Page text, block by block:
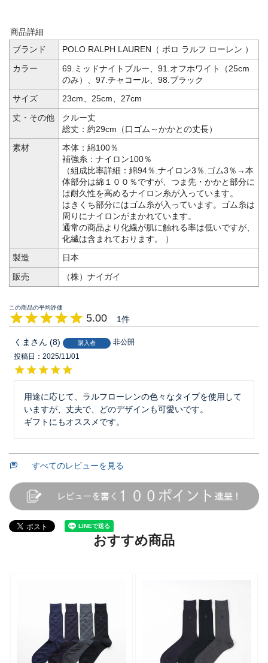
商品詳細
ブランド
POLO RALPH LAUREN（ ポロ ラルフ ローレン ）
カラー
69.ミッドナイトブルー、91.オフホワイト（25cm
のみ）、97.チャコール、98.ブラック
サイズ
23cm、25cm、27cm
丈・その他
クルー丈
総丈：約29cm（口ゴム～かかとの丈長）
素材
本体：綿100％
補強糸：ナイロン100％
（組成比率詳細：綿94％.ナイロン3％.ゴム3％→本
体部分は綿１００％ですが、つま先・かかと部分に
は耐久性を高めるナイロン糸が入っています。
はきくち部分にはゴム糸が入っています。ゴム糸は
周りにナイロンがまかれています。
通常の商品より化繊が肌に触れる率は低いですが、
化繊は含まれております。 ）
製造
日本
販売
（株）ナイガイ
5.00 1
くま 8 購入者
非公開
投稿日
2025/11/01
用途に応じて、ラルフローレンの色々なタイプを使用して
いますが、丈夫で、どのデザインも可愛いです。
ギフトにもオススメです。
すべてのレビューを見る
おすすめ商品